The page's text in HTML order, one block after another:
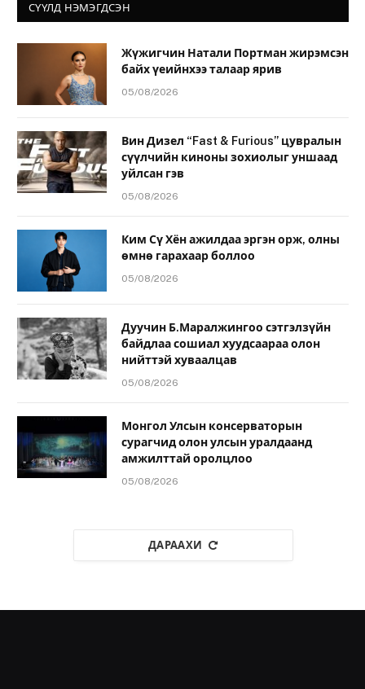
СҮҮЛД НЭМЭГДСЭН
Жүжигчин Натали Портман жирэмсэн
байх үеийнхээ талаар ярив
05/08/2026
Вин Дизел “Fast & Furious” цувралын
сүүлчийн киноны зохиолыг уншаад
уйлсан гэв
05/08/2026
Ким Сү Хён ажилдаа эргэн орж, олны
өмнө гарахаар боллоо
05/08/2026
Дуучин Б.Маралжингоо сэтгэлзүйн
байдлаа сошиал хуудсаараа олон
нийттэй хуваалцав
05/08/2026
Монгол Улсын консерваторын
сурагчид олон улсын уралдаанд
амжилттай оролцлоо
05/08/2026
ДАРААХИ